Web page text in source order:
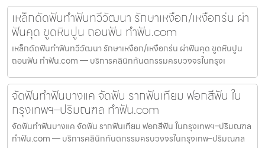
เหล็กดัดฟันทำฟันทวีวัฒนา รักษาเหงือก/เหงือกร่น ผ่า
ฟันคุด ขูดหินปูน ถอนฟัน ทำฟัน.com
เหล็กดัดฟันทำฟันทวีวัฒนา รักษาเหงือก/เหงือกร่น ผ่าฟันคุด ขูดหินปูน
ถอนฟัน ทำฟัน.com — บริการคลินิกทันตกรรมครบวงจรในกรุงเ
จัดฟันทำฟันบางแค จัดฟัน รากฟันเทียม ฟอกสีฟัน ใน
กรุงเทพฯ–ปริมณฑล ทำฟัน.com
จัดฟันทำฟันบางแค จัดฟัน รากฟันเทียม ฟอกสีฟัน ในกรุงเทพฯ–ปริมณฑล
ทำฟัน.com — บริการคลินิกทันตกรรมครบวงจรในกรุงเทพ–ปริมณฑล